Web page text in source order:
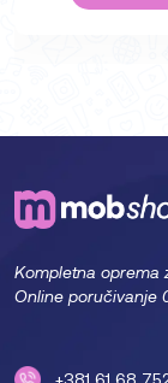
Kompletna oprema
Online poručivanje
+381 61 68